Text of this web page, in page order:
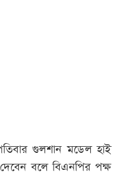
গুলশান মডেল হাই
বলে বিএনপির পক্ষ